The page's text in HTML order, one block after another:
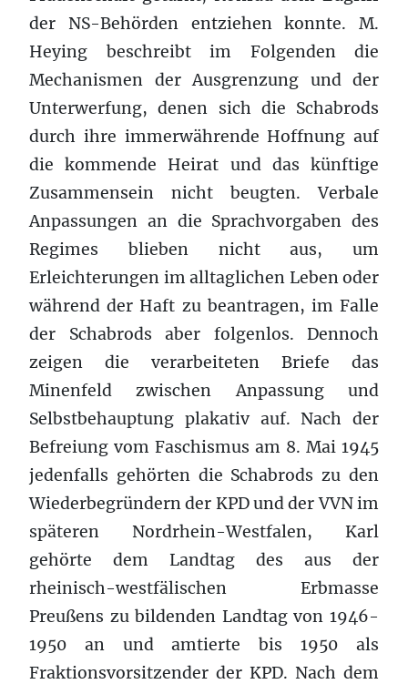
der NS-Behörden entziehen konnte. M.
Heying beschreibt im Folgenden die
Mechanismen der Ausgrenzung und der
Unterwerfung, denen sich die Schabrods
durch ihre immerwährende Hoffnung auf
die kommende Heirat und das künftige
Zusammensein nicht beugten. Verbale
Anpassungen an die Sprachvorgaben des
Regimes blieben nicht aus, um
Erleichterungen im alltaglichen Leben oder
während der Haft zu beantragen, im Falle
der Schabrods aber folgenlos. Dennoch
zeigen die verarbeiteten Briefe das
Minenfeld zwischen Anpassung und
Selbstbehauptung plakativ auf. Nach der
Befreiung vom Faschismus am 8. Mai 1945
jedenfalls gehörten die Schabrods zu den
Wiederbegründern der KPD und der VVN im
späteren Nordrhein-Westfalen, Karl
gehörte dem Landtag des aus der
rheinisch-westfälischen Erbmasse
Preußens zu bildenden Landtag von 1946-
1950 an und amtierte bis 1950 als
Fraktionsvorsitzender der KPD. Nach dem